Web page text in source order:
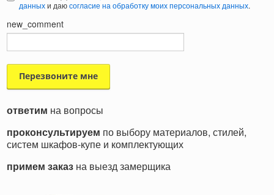
данныхи даюсогласие на обработку моих персональных данных.
new_comment
ответим на вопросы
проконсультируем по выбору материалов, стилей,
систем шкафов-купе и комплектующих
примем заказ на выезд замерщика